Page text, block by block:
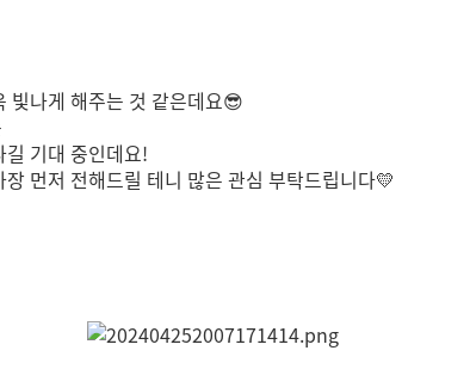
빛나게 해주는 것 같은데요😎
기대 중인데요!
먼저 전해드릴 테니 많은 관심 부탁드립니다💛